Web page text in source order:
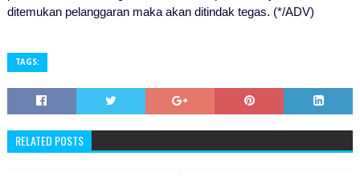
ditemukan pelanggaran maka akan ditindak tegas. (*/ADV)
TAGS:
RELATED POSTS